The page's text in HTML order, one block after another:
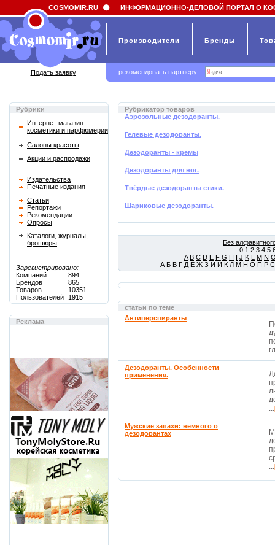
Field 'news_title' doesn't have a default value
Рубрики
Интернет магазин
косметики и парфюмерии
Салоны красоты
Акции и распродажи
Издательства
Печатные издания
Статьи
Репортажи
Рекомендации
Опросы
Каталоги, журналы,
брошюры
Зарегистрировано:
Компаний
894
Брендов
865
Товаров
10351
Пользователей
1915
Реклама
Рубрикатор товаров
Аэрозольные дезодоранты.
Гелевые дезодоранты.
Дезодоранты - кремы
Дезодоранты для ног.
Твёрдые дезодоранты стики.
Шариковые дезодоранты.
Без
0 1 2 3 4 5
A B C D E F G H I J K L M N
А Б В Г Д Е Ж З И Й К Л М Н О П Р С
статьи по теме
Антиперспиранты
Дезодоранты. Особенности
применения.
...
Мужские запахи: немного о
дезодорантах
...
COSMOMIR.RU ИНФОРМАЦИОННО-ДЕЛОВОЙ ПОРТАЛ О
Производители Бренды
Подать заявку рекомендовать партнеру